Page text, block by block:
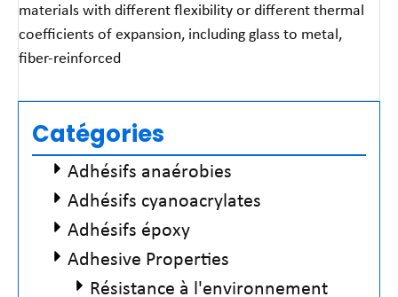
materials with different flexibility or different thermal
coefficients of expansion, including glass to metal,
fiber-reinforced
Catégories
Adhésifs anaérobies
Adhésifs cyanoacrylates
Adhésifs époxy
Adhesive Properties
Résistance à l'environnement